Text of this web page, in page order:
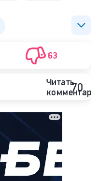
63
Читать70